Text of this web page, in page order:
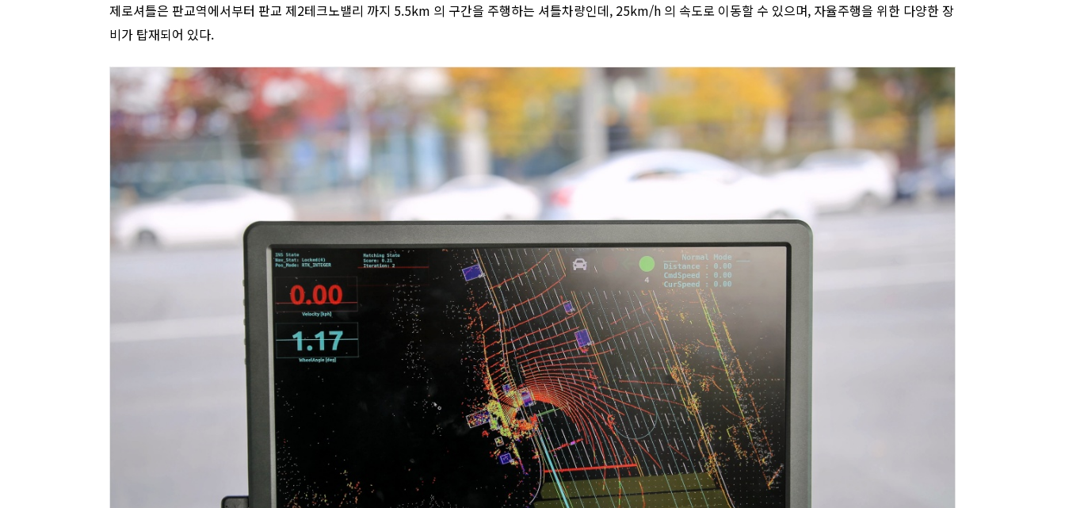
제로셔틀은 판교역에서부터 판교 제2테크노밸리 까지 5.5km 의 구간을 주행하는 셔틀차량인데, 25km/h 의 속도로 이동할 수 있으며, 자율주행을 위한 다양한 장
비가 탑재되어 있다.